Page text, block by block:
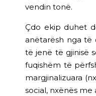
vendin tonë.
Çdo ekip duhet
anëtarësh nga të
të jenë të gjinisë
fuqishëm të
margjinalizuara
social, nxënës me